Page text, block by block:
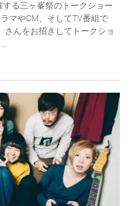
る三ヶ峯祭のトークショー
マやCM、そしてTV番組で
さんをお招きしてトークショ